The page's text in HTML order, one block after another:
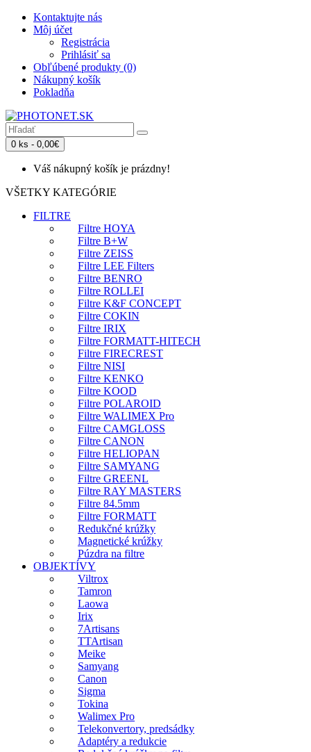
Kontaktujte nás
Môj účet
Registrácia
Prihlásiť sa
Obľúbené produkty (0)
Nákupný košík
Pokladňa
0 ks - 0,00€
Váš nákupný košík je prázdny!
VŠETKY KATEGÓRIE
FILTRE
Filtre HOYA
Filtre B+W
Filtre ZEISS
Filtre LEE Filters
Filtre BENRO
Filtre ROLLEI
Filtre K&F CONCEPT
Filtre COKIN
Filtre IRIX
Filtre FORMATT-HITECH
Filtre FIRECREST
Filtre NISI
Filtre KENKO
Filtre KOOD
Filtre POLAROID
Filtre WALIMEX Pro
Filtre CAMGLOSS
Filtre CANON
Filtre HELIOPAN
Filtre SAMYANG
Filtre GREENL
Filtre RAY MASTERS
Filtre 84.5mm
Filtre FORMATT
Redukčné krúžky
Magnetické krúžky
Púzdra na filtre
OBJEKTÍVY
Viltrox
Tamron
Laowa
Irix
7Artisans
TTArtisan
Meike
Samyang
Canon
Sigma
Tokina
Walimex Pro
Telekonvertory, predsádky
Adaptéry a redukcie